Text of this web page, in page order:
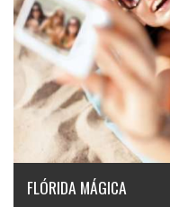
FLÓRIDA MÁGICA